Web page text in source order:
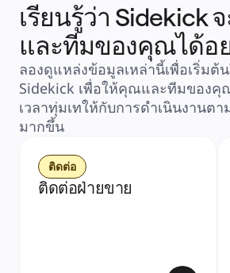
เรียนรู้ว่า Sidekick
และทีมของคุณได้อ
ลองดูแหล่งข้อมูลเหล่านี้เพื่อเริ่มต้
Sidekick เพื่อให้คุณและทีมของคุ
เวลาทุ่มเทให้กับการดำเนินงานต
มากขึ้น
ติดต่อ
ติดต่อฝ่ายขาย